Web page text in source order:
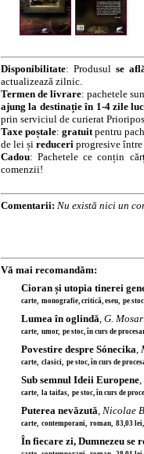
Disponibilitate: Produsul se
actualizează zilnic.
Termen de livrare: pachetele
ajung la destinație în 1-4 zile
prin serviciul de curierat
Taxe poștale: gratuitpentru
de lei și reduceri progresive
Cadou: Pachetele ce conțin
comenzii!
Comentarii: Nu există nici un
Vă mai recomandăm:
Cioran și utopia tinerei
carte, monografie, critică, eseu, pe
Lumea în oglindă, G.
carte, umor, pe stoc, în curs de
Povestire despre Sónecika,
carte, clasici, pe stoc, în curs de
Sub semnul Ideii Europene,
carte, la taifas, pe stoc, în curs de
Puterea nevăzută, Nicolae
carte, contemporani, roman, 83,03 lei,
În fiecare zi, Dumnezeu se